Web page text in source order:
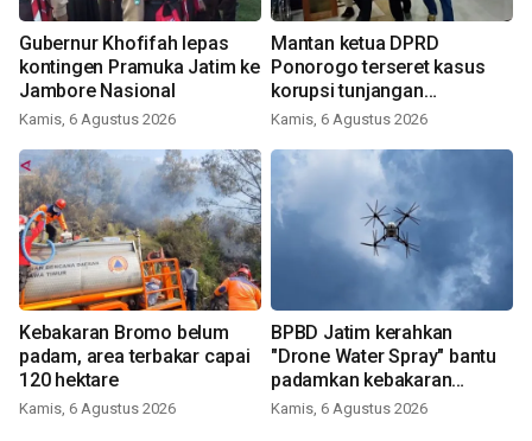
Gubernur Khofifah lepas
kontingen Pramuka Jatim ke
Jambore Nasional
Kamis, 6 Agustus 2026
Mantan ketua DPRD
Ponorogo terseret kasus
korupsi tunjangan
perumahan
Kamis, 6 Agustus 2026
Kebakaran Bromo belum
padam, area terbakar capai
120 hektare
Kamis, 6 Agustus 2026
BPBD Jatim kerahkan
"Drone Water Spray" bantu
padamkan kebakaran
Bromo
Kamis, 6 Agustus 2026